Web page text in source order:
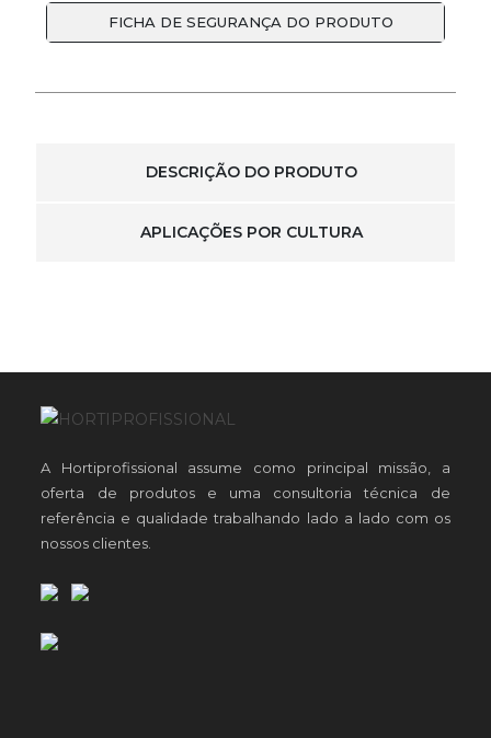
FICHA DE SEGURANÇA DO PRODUTO
DESCRIÇÃO DO PRODUTO
APLICAÇÕES POR CULTURA
A Hortiprofissional assume como principal missão, a
oferta de produtos e uma consultoria técnica de
referência e qualidade trabalhando lado a lado com os
nossos clientes.